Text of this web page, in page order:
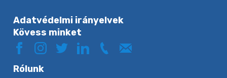
Adatvédelmi irányelvek
Kövess minket
Rólunk